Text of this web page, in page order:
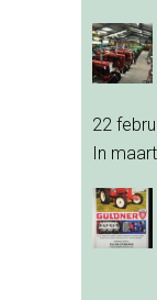
22
In maart